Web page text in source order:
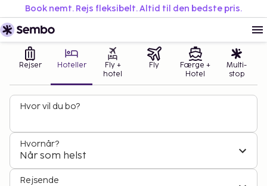
Book nemt. Rejs fleksibelt. Altid til den bedste pris.
Rejser Hoteller
Fly +
hotel
Fly
Færge +
Hotel
Multi-
stop
Hvor vil du bo?
Hvornår?
Når som helst
Rejsende